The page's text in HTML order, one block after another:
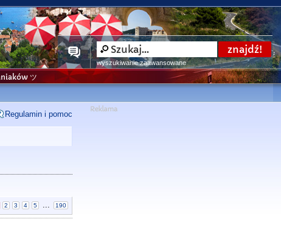
wyszukiwanie zaawansowane
ツ
Regulamin i pomoc
2 3 4 5 ... 190